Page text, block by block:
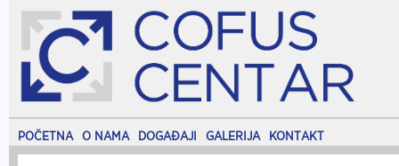
POČETNA O NAMA DOGAĐAJI GALERIJA KONTAKT